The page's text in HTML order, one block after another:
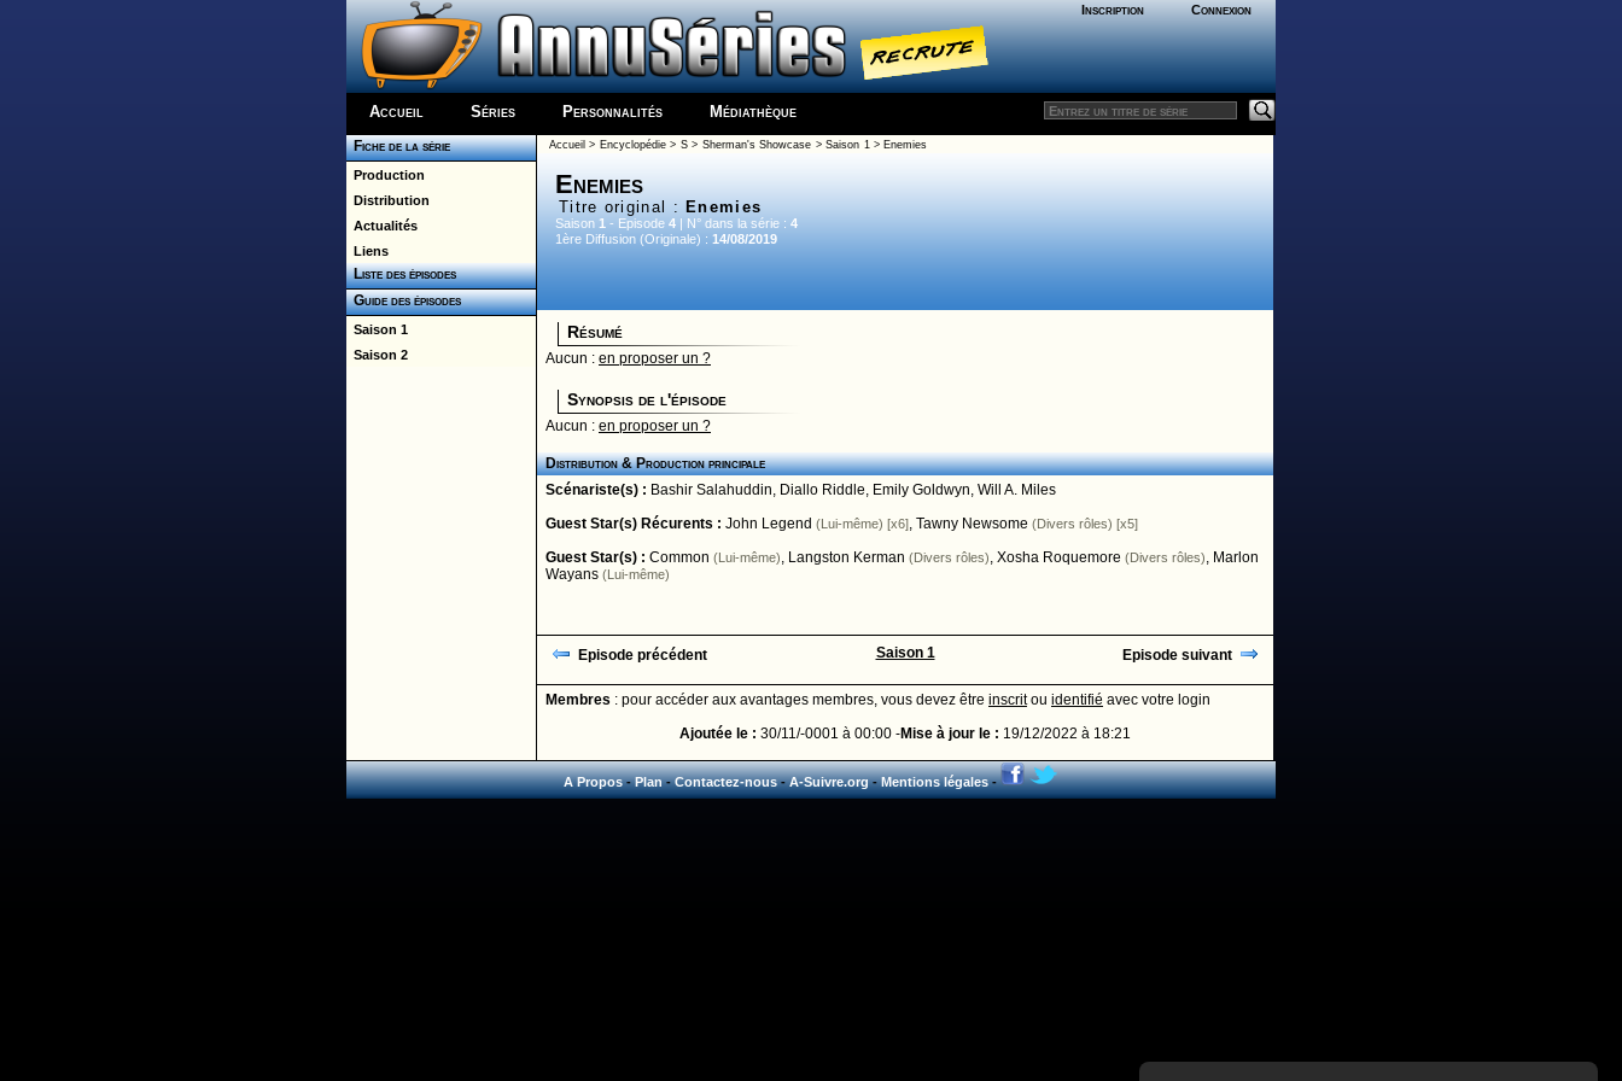
Inscription Connexion
Accueil Séries Personnalités Médiathèque
Fiche de la série
Production
Distribution
Actualités
Liens
Liste des épisodes
Guide des épisodes
Saison 1
Saison 2
Accueil > Encyclopédie> S> Sherman's Showcase >Saison 1> Enemies
Enemies
Titre original : Enemies
Saison 1 - Episode 4 | N° dans la série : 4
1ère Diffusion (Originale) : 14/08/2019
Résumé
Aucun : en proposer un ?
Synopsis de l'épisode
Aucun : en proposer un ?
Distribution & Production principale
Scénariste(s) : Bashir Salahuddin, Diallo Riddle, Emily Goldwyn, Will A. Miles
Guest Star(s) Récurents : John Legend (Lui-même) [x6], Tawny Newsome (Divers rôles) [x5]
Guest Star(s) : Common (Lui-même), Langston Kerman (Divers rôles), Xosha Roquemore (Divers rôles), Marlon
Wayans (Lui-même)
Episode précédent Saison 1 Episode suivant
Membres : pour accéder aux avantages membres, vous devez être inscritou identifié avec votre login
Ajoutée le : 30/11/-0001 à 00:00 -Mise à jour le : 19/12/2022 à 18:21
A Propos-Plan-Contactez-nous-A-Suivre.org-Mentions légales-